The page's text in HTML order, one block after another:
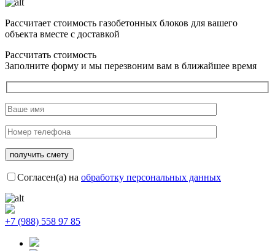
Рассчитает стоимость газобетонных блоков для вашего
объекта вместе с доставкой
Рассчитать стоимость
Заполните форму и мы перезвоним вам в ближайшее время
Согласен(а) на обработку персональных данных
+7 (988) 558 97 85